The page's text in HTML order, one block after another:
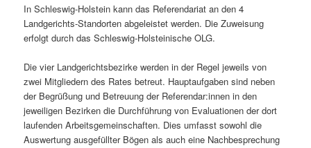
In Schleswig-Holstein kann das Referendariat an den 4
Landgerichts-Standorten abgeleistet werden. Die Zuweisung
erfolgt durch das Schleswig-Holsteinische OLG.
Die vier Landgerichtsbezirke werden in der Regel jeweils von
zwei Mitgliedern des Rates betreut. Hauptaufgaben sind neben
der Begrüßung und Betreuung der Referendar:innen in den
jeweiligen Bezirken die Durchführung von Evaluationen der dort
laufenden Arbeitsgemeinschaften. Dies umfasst sowohl die
Auswertung ausgefüllter Bögen als auch eine Nachbesprechung